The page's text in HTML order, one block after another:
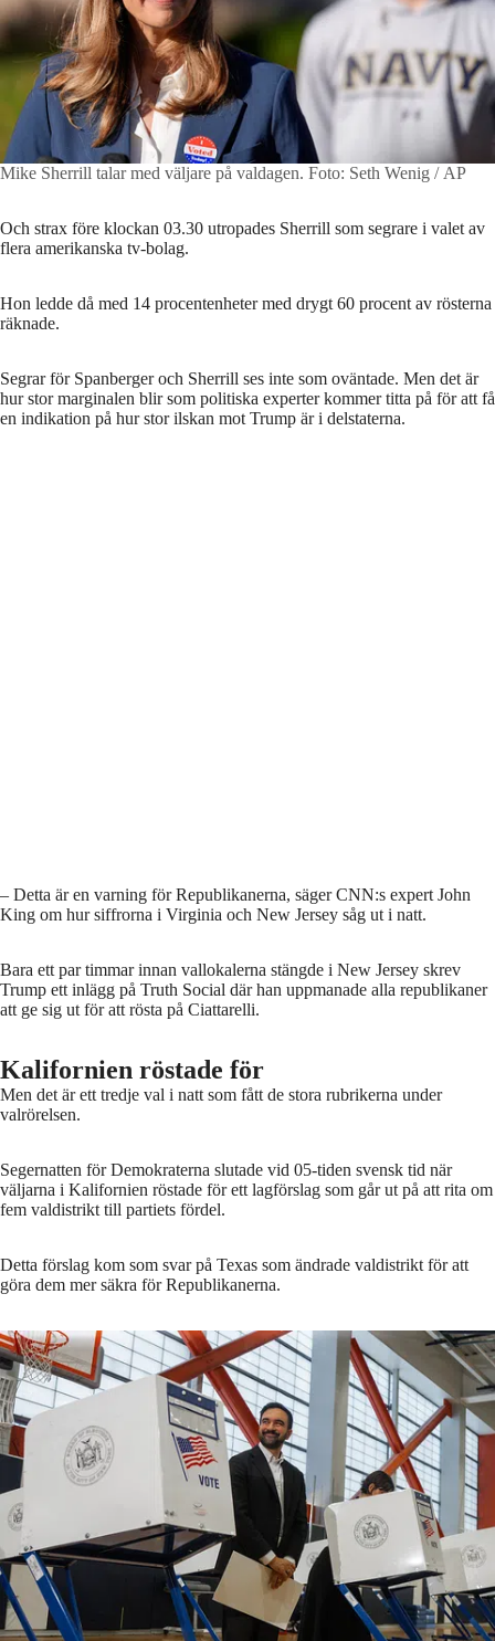
Mike Sherrill talar med väljare på valdagen. Foto: Seth Wenig / AP
Och strax före klockan 03.30 utropades Sherrill som segrare i valet av
flera amerikanska tv-bolag.
Hon ledde då med 14 procentenheter med drygt 60 procent av rösterna
räknade.
Segrar för Spanberger och Sherrill ses inte som oväntade. Men det är
hur stor marginalen blir som politiska experter kommer titta på för att få
en indikation på hur stor ilskan mot Trump är i delstaterna.
– Detta är en varning för Republikanerna, säger CNN:s expert John
King om hur siffrorna i Virginia och New Jersey såg ut i natt.
Bara ett par timmar innan vallokalerna stängde i New Jersey skrev
Trump ett inlägg på Truth Social där han uppmanade alla republikaner
att ge sig ut för att rösta på Ciattarelli.
Kalifornien röstade för
Men det är ett tredje val i natt som fått de stora rubrikerna under
valrörelsen.
Segernatten för Demokraterna slutade vid 05-tiden svensk tid när
väljarna i Kalifornien röstade för ett lagförslag som går ut på att rita om
fem valdistrikt till partiets fördel.
Detta förslag kom som svar på Texas som ändrade valdistrikt för att
göra dem mer säkra för Republikanerna.